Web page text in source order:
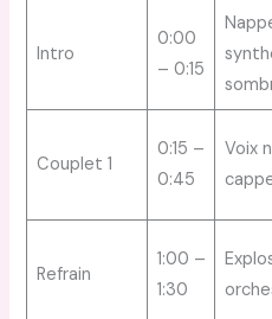
Intro
0:00
– 0:15
Couplet 1
0:15 –
0:45
Voix
Refrain
1:00 –
1:30